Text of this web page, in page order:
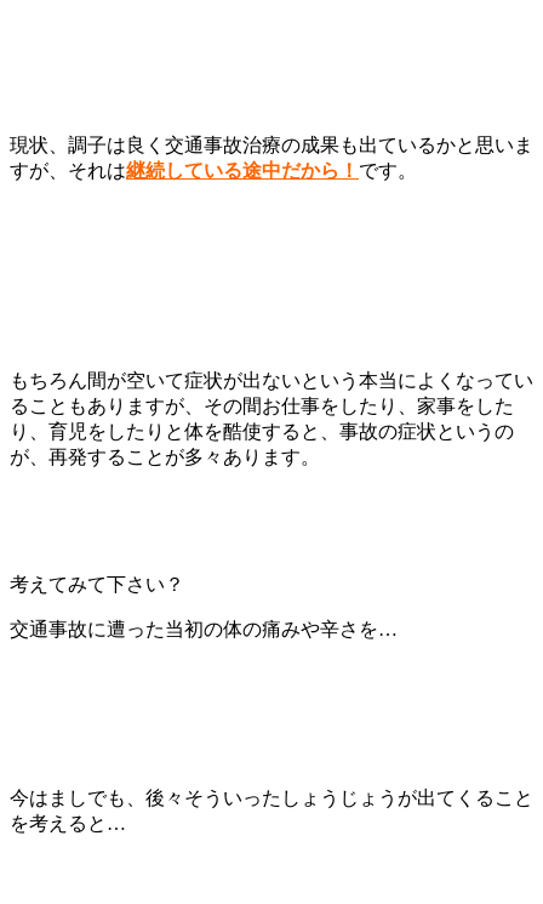
現状、調子は良く交通事故治療の成果も出ているかと思いま
すが、それは継続している途中だから！ です。
もちろん間が空いて症状が出ないという本当によくなってい
ることもありますが、その間お仕事をしたり、家事をした
り、育児をしたりと体を酷使すると、事故の症状というの
が、再発することが多々あります。
考えてみて下さい？
交通事故に遭った当初の体の痛みや辛さを…
今はましでも、後々そういったしょうじょうが出てくること
を考えると…